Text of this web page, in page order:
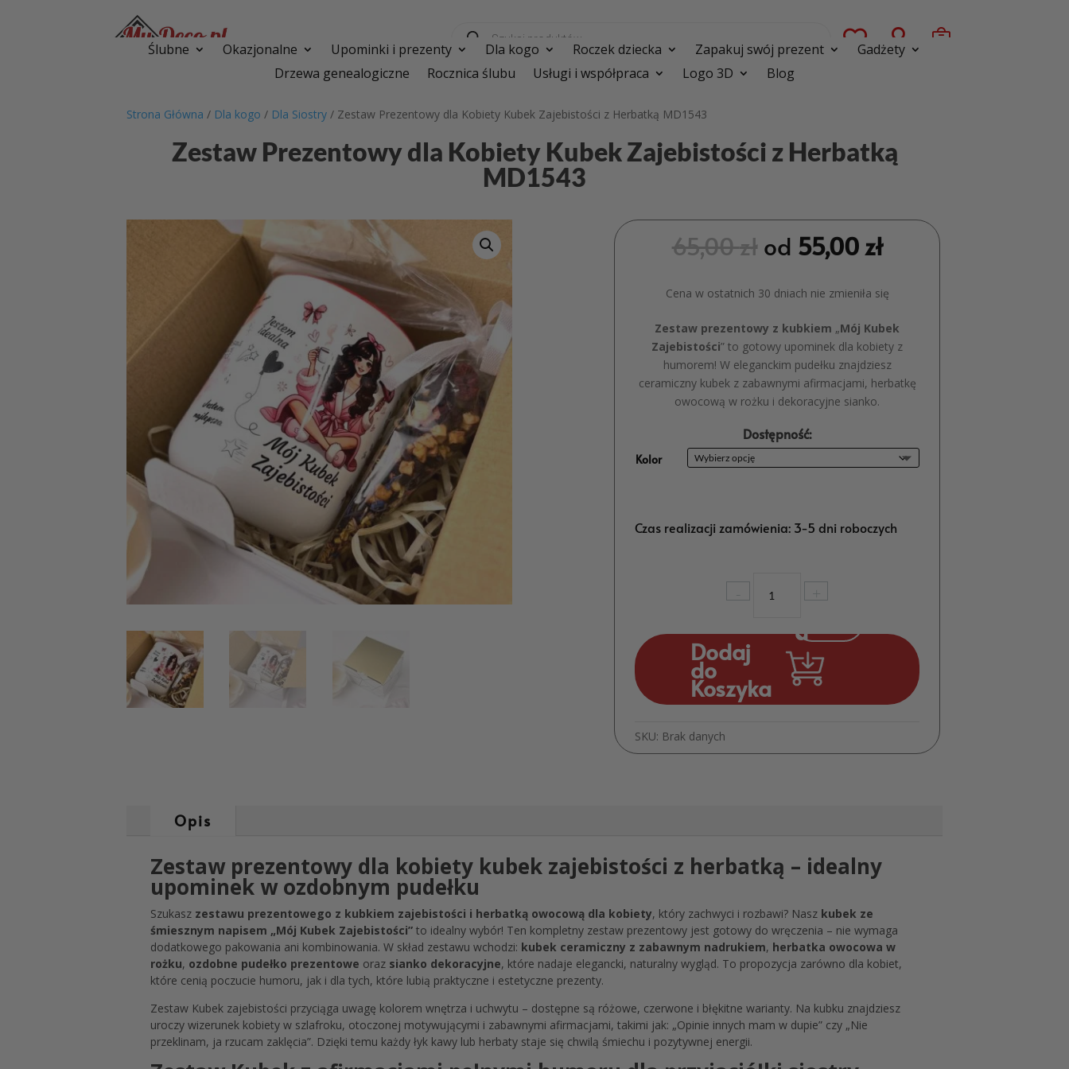
produktów   
Ślubne Okazjonalne Upominki i prezenty Dla kogo Roczek dziecka Zapakuj swój prezent
Gadżety
Drzewa genealogiczne
Rocznica ślubu Usługi i współpraca Logo 3D Blog
Strona Główna / Dla kogo / Dla Siostry / Zestaw Prezentowy dla Kobiety Kubek Zajebistości z Herbatką MD1543
Zestaw Prezentowy dla Kobiety Kubek Zajebistości z Herbatką
MD1543
65,00zł od 55,00zł
Cena w ostatnich 30 dniach nie zmieniła się
Zestaw prezentowy z kubkiem „Mój Kubek
Zajebistości” to gotowy upominek dla kobiety z
humorem! W eleganckim pudełku znajdziesz
ceramiczny kubek z zabawnymi afirmacjami, herbatkę
owocową w rożku i dekoracyjne sianko.
Dostępność:
Kolor
Czas realizacji zamówienia: 3-5 dni roboczych
-
Zestaw
dla
Kobiety
Zajebistości
z
+
Dodaj
do
Koszyka
SKU: Brak danych
Opis
Zestaw prezentowy dla kobiety kubek zajebistości z herbatką – idealny
upominek w ozdobnym pudełku
Szukasz zestawu prezentowego z kubkiem zajebistości i herbatką owocową dla kobiety, który zachwyci i rozbawi? Nasz kubek ze
śmiesznym napisem „Mój Kubek Zajebistości” to idealny wybór! Ten kompletny zestaw prezentowy jest gotowy do wręczenia – nie wymaga
dodatkowego pakowania ani kombinowania. W skład zestawu wchodzi: kubek ceramiczny z zabawnym nadrukiem, herbatka owocowa w
rożku, ozdobne pudełko prezentowe oraz sianko dekoracyjne, które nadaje elegancki, naturalny wygląd. To propozycja zarówno dla kobiet,
które cenią poczucie humoru, jak i dla tych, które lubią praktyczne i estetyczne prezenty.
Zestaw Kubek zajebistości przyciąga uwagę kolorem wnętrza i uchwytu – dostępne są różowe, czerwone i błękitne warianty. Na kubku znajdziesz
uroczy wizerunek kobiety w szlafroku, otoczonej motywującymi i zabawnymi afirmacjami, takimi jak: „Opinie innych mam w dupie” czy „Nie
przeklinam, ja rzucam zaklęcia”. Dzięki temu każdy łyk kawy lub herbaty staje się chwilą śmiechu i pozytywnej energii.